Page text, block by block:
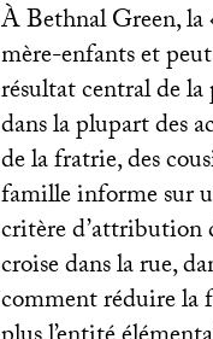
À Bethnal Green, la
mère-enfants et
résultat central de la
dans la plupart des
de la fratrie, des
famille informe sur
critère d’attribution
croise dans la rue,
comment réduire la